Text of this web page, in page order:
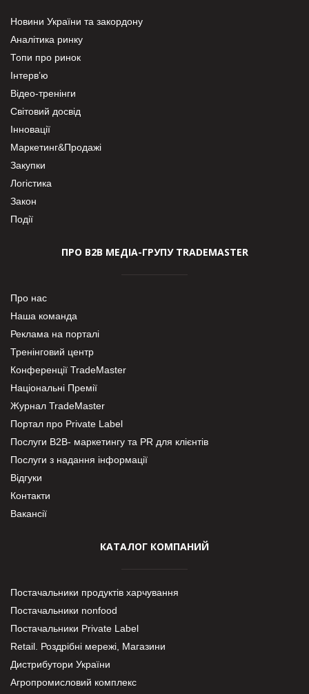
Новини України та закордону
Аналітика ринку
Топи про ринок
Інтерв’ю
Відео-тренінги
Світовий досвід
Інновації
Маркетинг&Продажі
Закупки
Логістика
Закон
Події
ПРО В2В МЕДІА-ГРУПУ TRADEMASTER
Про нас
Наша команда
Реклама на порталі
Тренінговий центр
Конференції TradeMaster
Національні Премії
Журнал TradeMaster
Портал про Private Label
Послуги В2В- маркетингу та PR для клієнтів
Послуги з надання інформації
Відгуки
Контакти
Вакансії
КАТАЛОГ КОМПАНИЙ
Постачальники продуктів харчування
Постачальники nonfood
Постачальники Private Label
Retail. Роздрібні мережі, Магазини
Дистрибутори України
Агропромисловий комплекс